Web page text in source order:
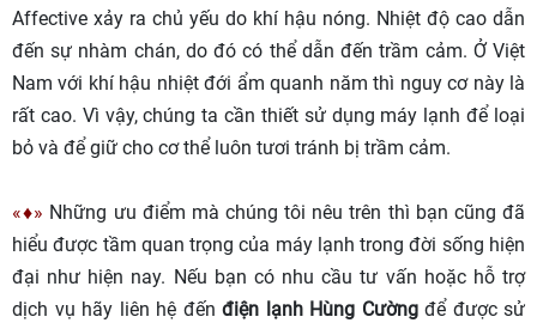
Affective xảy ra chủ yếu do khí hậu nóng. Nhiệt độ cao dẫn
đến sự nhàm chán, do đó có thể dẫn đến trầm cảm. Ở Việt
Nam với khí hậu nhiệt đới ẩm quanh năm thì nguy cơ này là
rất cao. Vì vậy, chúng ta cần thiết sử dụng máy lạnh để loại
bỏ và để giữ cho cơ thể luôn tươi tránh bị trầm cảm.
«♦» Những ưu điểm mà chúng tôi nêu trên thì bạn cũng đã
hiểu được tầm quan trọng của máy lạnh trong đời sống hiện
đại như hiện nay. Nếu bạn có nhu cầu tư vấn hoặc hỗ trợ
dịch vụ hãy liên hệ đến điện lạnh Hùng Cườngđể được sử